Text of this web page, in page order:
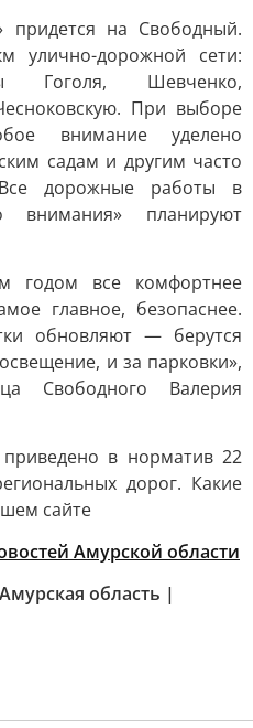
придется на Свободный.
улично-дорожной сети:
Гоголя, Шевченко,
При выборе
внимание уделено
садам и другим часто
дорожные работы в
внимания» планируют
годом все комфортнее
главное, безопаснее.
обновляют — берутся
и за парковки»,
Свободного Валерия
в норматив 22
дорог. Какие
сайте
Амурской области
область |